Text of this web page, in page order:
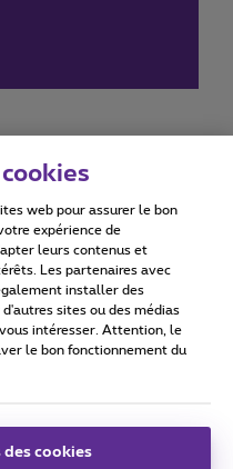
statement
web pour assurer le bon
expérience de
leurs contenus et
Les partenaires avec
installer des
sites ou des médias
intéresser. Attention, le
le bon fonctionnement du
des cookies